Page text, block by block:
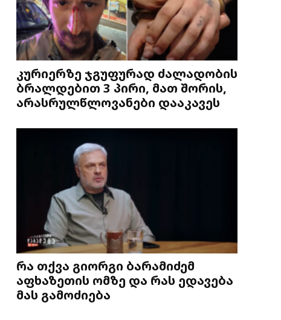
კურიერზე ჯგუფურად ძალადობის
ბრალდებით 3 პირი, მათ შორის,
არასრულწლოვანები დააკავეს
რა თქვა გიორგი ბარამიძემ
აფხაზეთის ომზე და რას ედავება
მას გამოძიება